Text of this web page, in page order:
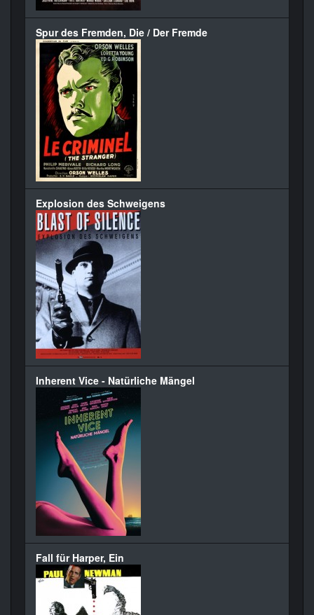
Spur des Fremden, Die / Der Fremde
Explosion des Schweigens
Inherent Vice - Natürliche Mängel
Fall für Harper, Ein